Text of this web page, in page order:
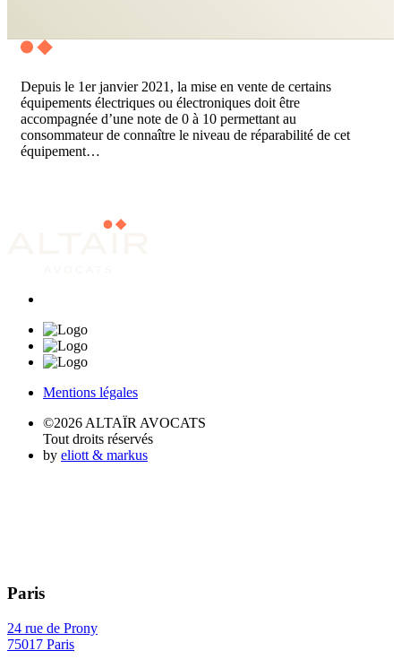
Depuis le 1er janvier 2021, la mise en vente de certains
équipements électriques ou électroniques doit être
accompagnée d’une note de 0 à 10 permettant au
consommateur de connaître le niveau de réparabilité de cet
équipement…
Mentions légales
©2026 ALTAÏR AVOCATS
Tout droits réservés
by eliott & markus
Paris
24 rue de Prony
75017 Paris